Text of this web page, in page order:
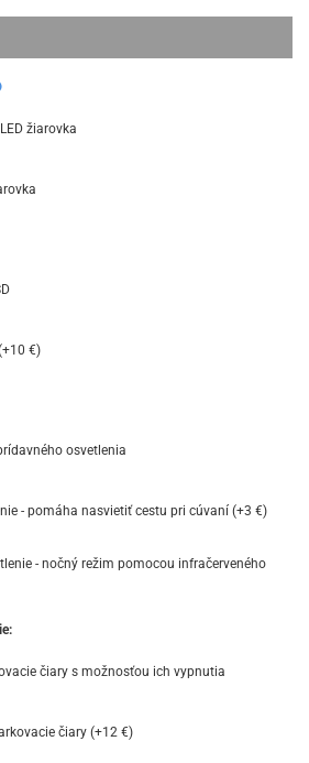
žiarovka
€)
osvetlenia
- pomáha nasvietiť cestu pri cúvaní (+3 €)
- nočný režim pomocou infračerveného
čiary s možnosťou ich vypnutia
čiary (+12 €)